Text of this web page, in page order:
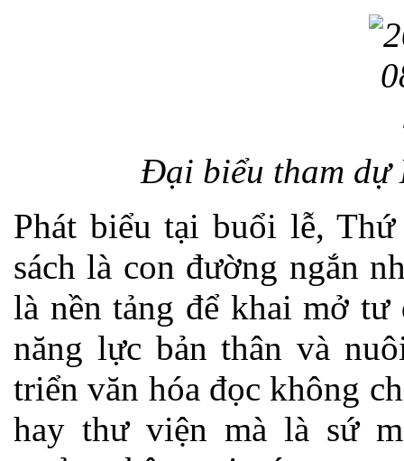
Đại biểu tham dự
Phát biểu tại buổi lễ,
sách là con đường ngắn
là nền tảng để khai mở
năng lực bản thân và
triển văn hóa đọc không
hay thư viện mà là sứ